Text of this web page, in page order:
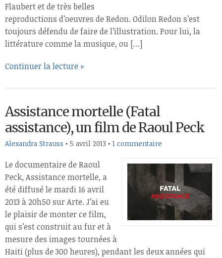
Flaubert et de très belles
reproductions d’oeuvres de Redon. Odilon Redon s’est
toujours défendu de faire de l’illustration. Pour lui, la
littérature comme la musique, ou […]
Continuer la lecture »
Assistance mortelle (Fatal
assistance), un film de Raoul Peck
Alexandra Strauss • 5 avril 2013 • 1 commentaire
Le documentaire de Raoul
Peck, Assistance mortelle, a
été diffusé le mardi 16 avril
2013 à 20h50 sur Arte. J’ai eu
le plaisir de monter ce film,
qui s’est construit au fur et à
mesure des images tournées à
Haiti (plus de 300 heures), pendant les deux années qui